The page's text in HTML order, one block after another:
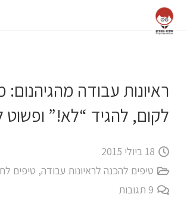
ראיונות עבודה מהגיהנום:
לקום, להגיד “לא!”
18 ביולי 2015
טיפים להכנה לראיונות עבודה, טיפים
9 תגובות